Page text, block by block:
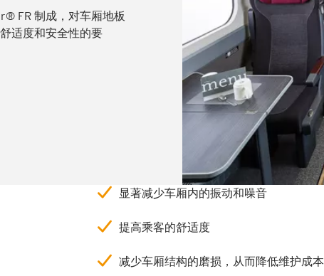
FR 制成，对车厢地板
适度和安全性的要
显著减少车厢内的振动和噪音
提高乘客的舒适度
减少车厢结构的磨损，从而降低维护成本